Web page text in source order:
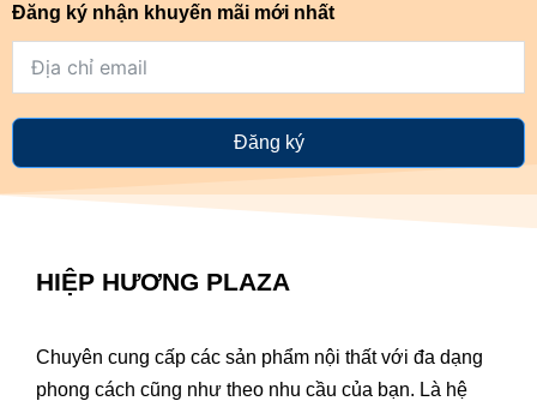
Đăng ký nhận khuyến mãi mới nhất
Đăng ký
HIỆP HƯƠNG PLAZA
Chuyên cung cấp các sản phẩm nội thất với đa dạng
phong cách cũng như theo nhu cầu của bạn. Là hệ